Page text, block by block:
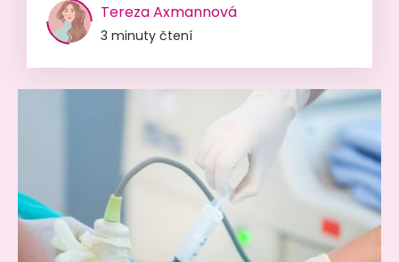
Tereza Axmannová
3 minuty čtení